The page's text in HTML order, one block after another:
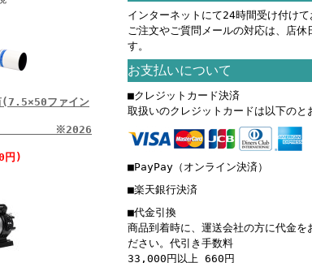
(7.5×50ファイン
円)
インターネットにて24時間受け付けて
ご注文やご質問メールの対応は、店休
す。
お支払いについて
■クレジットカード決済
取扱いのクレジットカードは以下のと
■PayPay（オンライン決済）
■楽天銀行決済
■代金引換
商品到着時に、運送会社の方に代金を
ださい。代引き手数料
33,000円以上 660円